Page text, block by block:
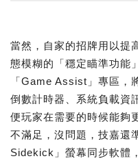
當然，自家的招牌用以提
態模糊的「穩定瞄準功能
「Game Assist」專區，
倒數計時器、系統負載資
便玩家在需要的時候能夠
不滿足，沒問題，技嘉還
Sidekick」螢幕同步軟體